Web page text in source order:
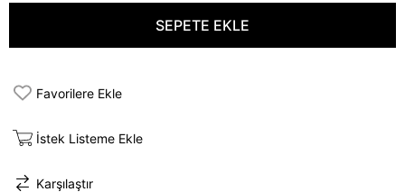
Favorilere Ekle
İstek Listeme Ekle
Karşılaştır